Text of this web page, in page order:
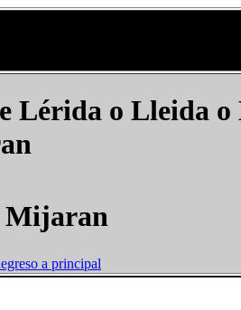
Lérida o Lleida o
Mijaran
a principal